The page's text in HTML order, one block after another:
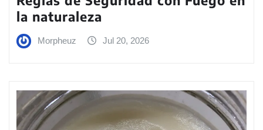
la naturaleza
Morpheuz Jul 20, 2026